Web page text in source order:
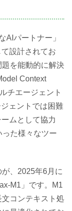
AIパートナー」
設計されてお
を能動的に解決
Context
チエージェント
ェントでは困難
ムとして協力
た様々なツー
、2025年6月に
M1」です。M1
コンテキスト処